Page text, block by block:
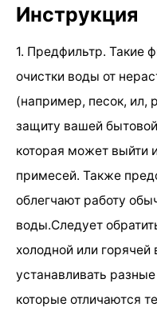
Инструкция
1. Предфильтр. Такие
очистки воды от
(например, песок, ил,
защиту вашей бытовой
которая может выйти
примесей. Также
облегчают работу
воды.Следует
холодной или
устанавливать
которые отличаются